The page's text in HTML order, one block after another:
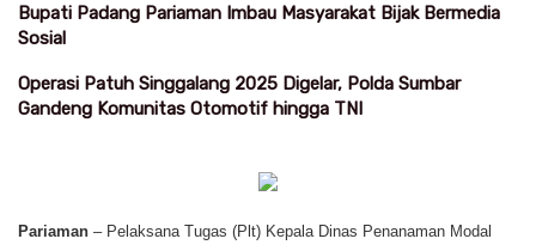
Bupati Padang Pariaman Imbau Masyarakat Bijak Bermedia
Sosial
Operasi Patuh Singgalang 2025 Digelar, Polda Sumbar
Gandeng Komunitas Otomotif hingga TNI
Pariaman – Pelaksana Tugas (Plt) Kepala Dinas Penanaman Modal